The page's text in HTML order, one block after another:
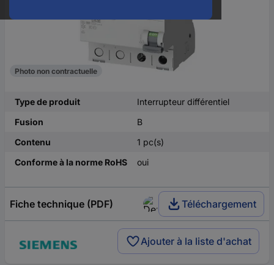
Photo non contractuelle
Type de produit
Interrupteur différentiel
Fusion
B
Contenu
1 pc(s)
Conforme à la norme RoHS
oui
Fiche technique (PDF) Téléchargement
Ajouter à la liste d'achat